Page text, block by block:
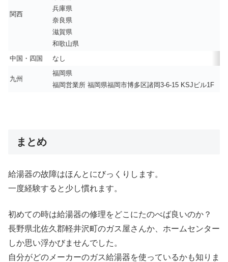
関西
兵庫県
奈良県
滋賀県
和歌山県
中国・四国
なし
九州
福岡県
福岡営業所 福岡県福岡市博多区諸岡3-6-15 KSJビル1F
まとめ
給湯器の故障はほんとにびっくりします。
一度経験すると少し慣れます。
初めての時は給湯器の修理をどこにたのべば良いのか？
長野県北佐久郡軽井沢町のガス屋さんか、ホームセンター
しか思い浮かびませんでした。
自分がどのメーカーのガス給湯器を使っているかも知りま